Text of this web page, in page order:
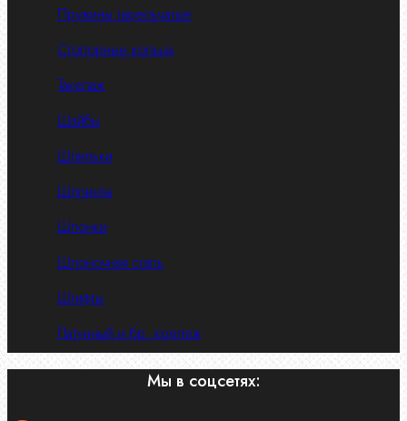
Пружины тарельчатые
Стопорные кольца
Такелаж
Шайбы
Шпильки
Шплинты
Шпонки
Шпоночная сталь
Штифты
Латунный и бр. крепеж
Мы в соцсетях: